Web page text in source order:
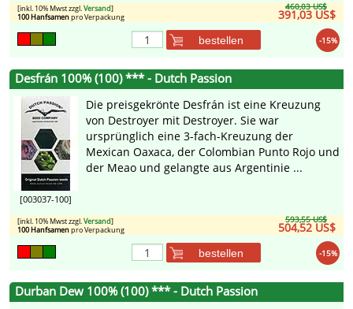
460,03 US$
391,03 US$
[inkl. 10% Mwst zzgl.Versand]
100 Hanfsamenpro Verpackung
-15%
bestellen
Desfrán 100% (100) *** - Dutch Passion
[003037-100]
Die preisgekrönte Desfrán ist eine Kreuzung
von Destroyer mit Destroyer. Sie war
ursprünglich eine 3-fach-Kreuzung der
Mexican Oaxaca, der Colombian Punto Rojo und
der Meao und gelangte aus Argentinie ...
593,55 US$
504,52 US$
[inkl. 10% Mwst zzgl.Versand]
100 Hanfsamenpro Verpackung
-15%
bestellen
Durban Dew 100% (100) *** - Dutch Passion